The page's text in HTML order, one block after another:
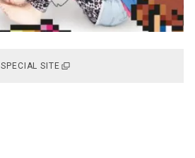
SPECIAL SITE